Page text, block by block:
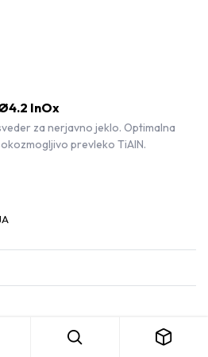
InOx
za nerjavno jeklo. Optimalna
prevleko TiAlN.
denarja